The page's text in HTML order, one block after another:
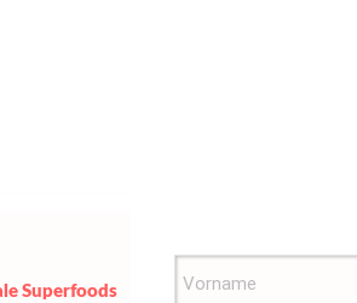
Superfoods